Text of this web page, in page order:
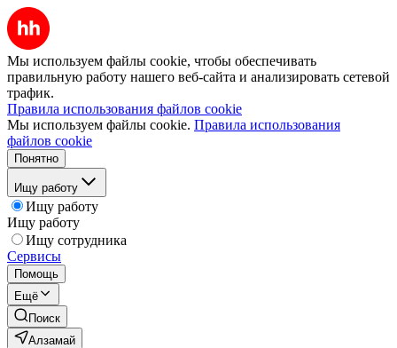
Мы используем файлы cookie, чтобы обеспечивать
правильную работу нашего веб-сайта и анализировать сетевой
трафик.
Правила использования файлов cookie
Мы используем файлы cookie. Правила использования
файлов cookie
Понятно
Ищу работу
Ищу работу
Ищу работу
Ищу сотрудника
Сервисы
Помощь
Ещё
Поиск
Алзамай